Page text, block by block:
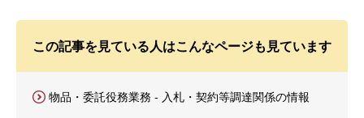
この記事を見ている人はこんなページも見ています
物品・委託役務業務 - 入札・契約等調達関係の情報